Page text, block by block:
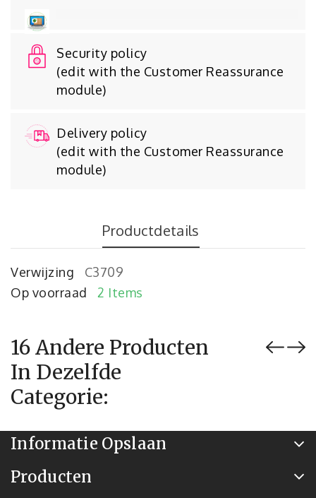
Security policy
(edit with the Customer Reassurance
module)
Delivery policy
(edit with the Customer Reassurance
module)
Productdetails
Verwijzing
C3709
Op voorraad
2 Items
16 Andere Producten
In Dezelfde
Categorie:
Informatie Opslaan
Producten